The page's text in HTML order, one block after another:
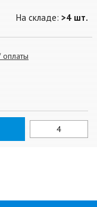
На складе: >4 шт.
оплаты